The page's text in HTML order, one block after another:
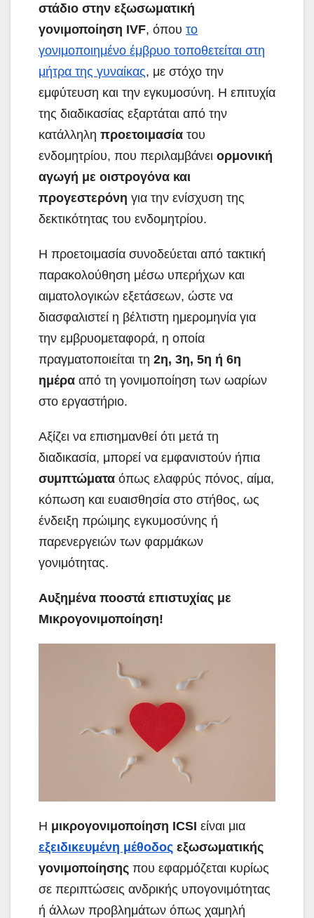
στάδιο στην εξωσωματική
γονιμοποίηση IVF, όπου το
γονιμοποιημένο έμβρυο τοποθετείται στη
μήτρα της γυναίκας, με στόχο την
εμφύτευση και την εγκυμοσύνη. Η επιτυχία
της διαδικασίας εξαρτάται από την
κατάλληλη προετοιμασία του
ενδομητρίου, που περιλαμβάνει ορμονική
αγωγή με οιστρογόνα και
προγεστερόνη για την ενίσχυση της
δεκτικότητας του ενδομητρίου.
Η προετοιμασία συνοδεύεται από τακτική
παρακολούθηση μέσω υπερήχων και
αιματολογικών εξετάσεων, ώστε να
διασφαλιστεί η βέλτιστη ημερομηνία για
την εμβρυομεταφορά, η οποία
πραγματοποιείται τη 2η, 3η, 5η ή 6η
ημέρα από τη γονιμοποίηση των ωαρίων
στο εργαστήριο.
Αξίζει να επισημανθεί ότι μετά τη
διαδικασία, μπορεί να εμφανιστούν ήπια
συμπτώματα όπως ελαφρύς πόνος, αίμα,
κόπωση και ευαισθησία στο στήθος, ως
ένδειξη πρώιμης εγκυμοσύνης ή
παρενεργειών των φαρμάκων
γονιμότητας.
Αυξημένα ποοστά επιστυχίας με
Μικρογονιμοποίηση!
Η μικρογονιμοποίηση ICSI είναι μια
εξειδικευμένη μέθοδος εξωσωματικής
γονιμοποίησης που εφαρμόζεται κυρίως
σε περιπτώσεις ανδρικής υπογονιμότητας
ή άλλων προβλημάτων όπως χαμηλή